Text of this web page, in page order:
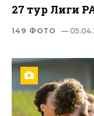
27 тур Лиги
149 ФОТО —